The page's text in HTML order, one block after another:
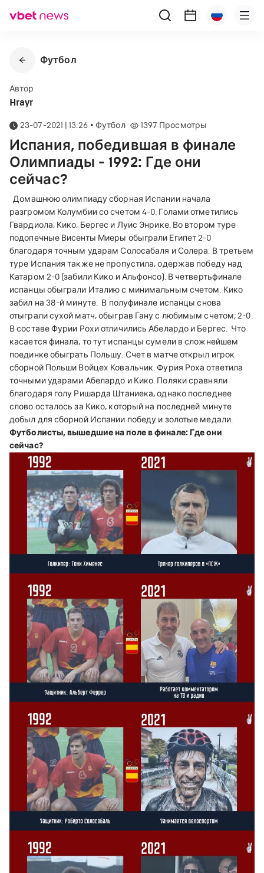
Футбол
Автор
Hrayr
23-07-2021 | 13:26 • Футбол 1397 Просмотры
Испания, победившая в финале
Олимпиады - 1992: Где они
сейчас?
Домашнюю олимпиаду сборная Испании начала
разгромом Колумбии со счетом 4-0. Голами отметились
Гвардиола, Кико, Бергес и Луис Энрике. Во втором туре
подопечные Висенты Миеры обыграли Египет 2-0
благодаря точным ударам Солосабаля и Солера. В третьем
туре Испания также не пропустила, одержав победу над
Катаром 2-0 (забили Кико и Альфонсо). В четвертьфинале
испанцы обыграли Италию с минимальным счетом. Кико
забил на 38-й минуте. В полуфинале испанцы снова
отыграли сухой матч, обыграв Гану с любимым счетом; 2-0.
В составе Фурии Рохи отличились Абелардо и Бергес. Что
касается финала, то тут испанцы сумели в сложнейшем
поединке обыграть Польшу. Счет в матче открыл игрок
сборной Польши Войцех Ковальчик. Фурия Роха ответила
точными ударами Абелардо и Кико. Поляки сравняли
благодаря голу Ришарда Штаниека, однако последнее
слово осталось за Кико, который на последней минуте
добыл для сборной Испании победу и золотые медали.
Футболисты, вышедшие на поле в финале: Где они
сейчас?